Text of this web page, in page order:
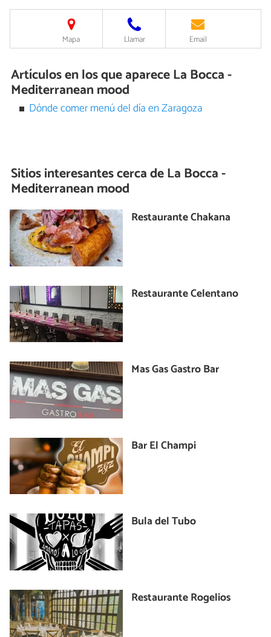
Mapa Llamar Email
Artículos en los que aparece La Bocca -
Mediterranean mood
Dónde comer menú del día en Zaragoza
Sitios interesantes cerca deLa Bocca -
Mediterranean mood
Restaurante Chakana
Restaurante Celentano
Mas Gas Gastro Bar
Bar El Champi
Bula del Tubo
Restaurante Rogelios